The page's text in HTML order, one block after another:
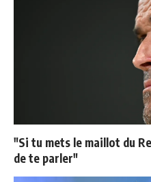
"Si tu mets le maillot du
de te parler"